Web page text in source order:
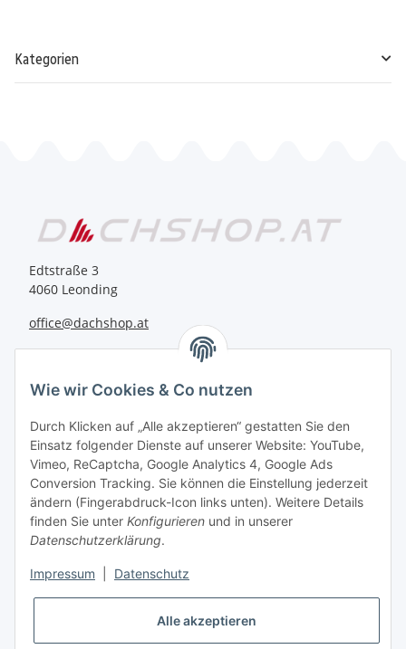
Kategorien
Edtstraße 3
4060 Leonding
office@dachshop.at
Informationen
Sie haben Fragen zu
+43 732 67 37 27
Wie wir Cookies & Co nutzen
Durch Klicken auf „Alle akzeptieren“ gestatten Sie den
Einsatz folgender Dienste auf unserer Website: YouTube,
Vimeo, ReCaptcha, Google Analytics 4, Google Ads
Conversion Tracking. Sie können die Einstellung jederzeit
ändern (Fingerabdruck-Icon links unten). Weitere Details
finden Sie unter Konfigurieren und in unserer
Datenschutzerklärung.
Impressum Datenschutz
Alle akzeptieren